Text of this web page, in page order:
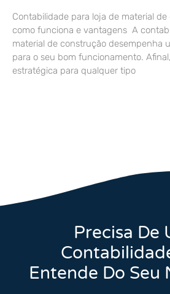
Contabilidade para loja de material
como funciona e vantagens A
material de construção desempenha
para o seu bom funcionamento.
estratégica para qualquer tipo
Precisa De
Entende Do Seu